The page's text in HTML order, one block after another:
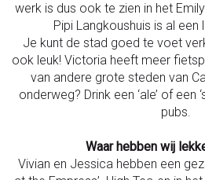
werk is dus ook te zien in het
Pipi Langkoushuis is al
Je kunt de stad goed te voet
ook leuk! Victoria heeft meer
van andere grote steden van
onderweg? Drink een ‘ale’ of een
pubs.
Waar hebben wij
Vivian en Jessica hebben een